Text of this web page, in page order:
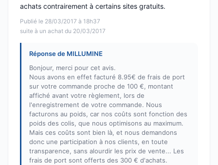
Publié le 28/03/2017 à 18h37
suite à un achat du 20/03/2017
achats contrairement à certains sites gratuits.
Réponse de MILLUMINE
Bonjour, merci pour cet avis.
Nous avons en effet facturé 8.95€ de frais de port
sur votre commande proche de 100 €, montant
affiché avant votre règlement, lors de
l'enregistrement de votre commande. Nous
facturons au poids, car nos coûts sont fonction des
poids des colis, que nous optimisons au maximum.
Mais ces coûts sont bien là, et nous demandons
donc une participation à nos clients, en toute
transparence, sans alourdir les prix de vente... Les
frais de port sont offerts des 300 € d'achats.